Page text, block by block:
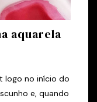
aquarela
logo no início do
e, quando